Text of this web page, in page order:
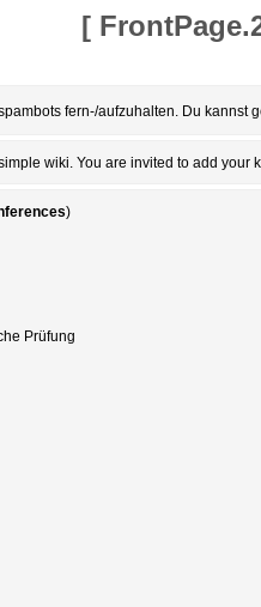
[
fern-/aufzuhalten. Du
wiki. You are invited to add
)
Prüfung